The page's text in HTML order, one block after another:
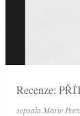
Recenze:
sepsala Marie